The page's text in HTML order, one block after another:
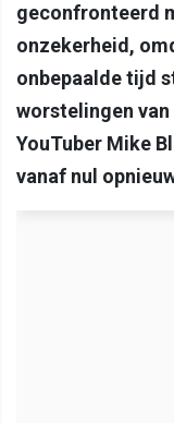
geconfronteerd
onzekerheid,
onbepaalde tijd
worstelingen
YouTuber Mike
vanaf nul